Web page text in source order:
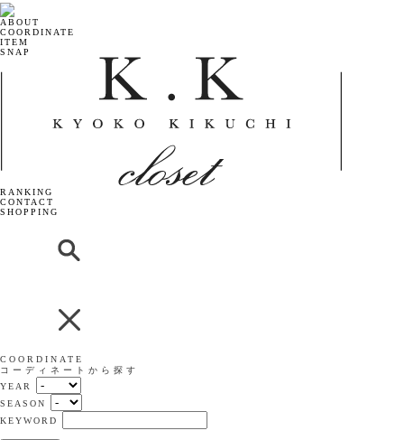
ABOUT
COORDINATE
ITEM
SNAP
RANKING
CONTACT
SHOPPING
COORDINATE
コーディネートから探す
YEAR
SEASON
KEYWORD